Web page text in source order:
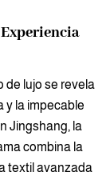
de lujo se revela
y la impecable
Jingshang, la
combina la
textil avanzada